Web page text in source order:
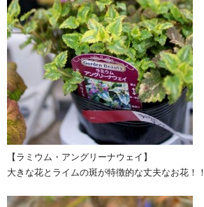
【ラミウム・アングリーナウェイ】
大きな花とライムの斑が特徴的な丈夫なお花！！